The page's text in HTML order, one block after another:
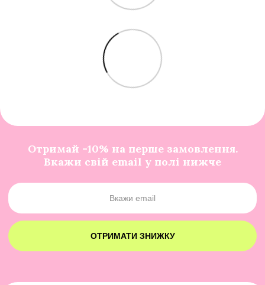
Отримай -10% на перше замовлення.
Вкажи свій email у полі нижче
ОТРИМАТИ ЗНИЖКУ